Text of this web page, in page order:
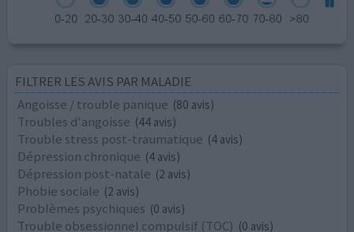
FILTRER LES AVIS PAR MALADIE
Angoisse / trouble panique (80 avis)
Troubles d'angoisse (44 avis)
Trouble stress post-traumatique (4 avis)
Dépression chronique (4 avis)
Dépression post-natale (2 avis)
Phobie sociale (2 avis)
Problèmes psychiques (0 avis)
Trouble obsessionnel compulsif (TOC) (0 avis)